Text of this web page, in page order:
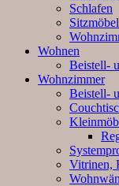
Schlafen
Wohnen
Beistell-
Wohnzimmer
Beistell-
Vitrinen,